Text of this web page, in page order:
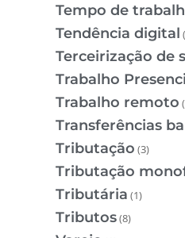
Tempo de
Tendência digital
Terceirização de
Trabalho
Trabalho remoto
Transferências
Tributação (3)
Tributação
Tributária (1)
Tributos(8)